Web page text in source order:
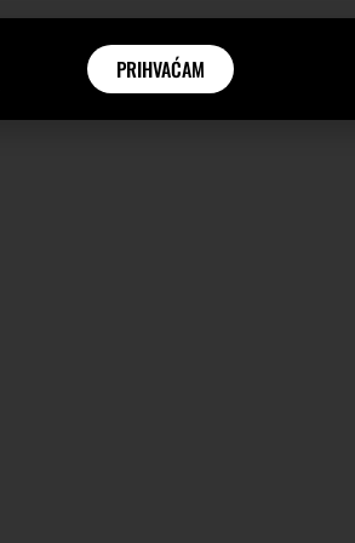
INTERVJUI AKTUALNO
PRIHVAĆAM